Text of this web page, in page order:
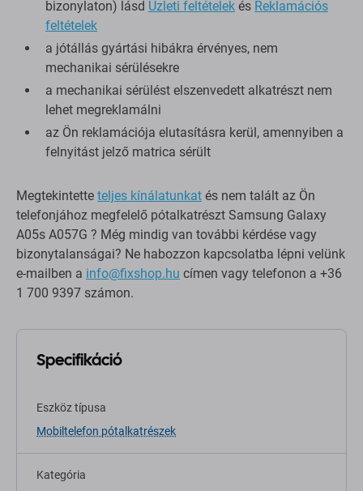
bizonylaton) lásd Üzleti feltételek és Reklamációs
feltételek
a jótállás gyártási hibákra érvényes, nem
mechanikai sérülésekre
a mechanikai sérülést elszenvedett alkatrészt nem
lehet megreklamálni
az Ön reklamációja elutasításra kerül, amennyiben a
felnyitást jelző matrica sérült
Megtekintette teljes kínálatunkat és nem talált az Ön
telefonjához megfelelő pótalkatrészt Samsung Galaxy
A05s A057G ? Még mindig van további kérdése vagy
bizonytalanságai? Ne habozzon kapcsolatba lépni velünk
e-mailben a info@fixshop.hu címen vagy telefonon a +36
1 700 9397 számon.
Specifikáció
Eszköz típusa
Mobiltelefon pótalkatrészek
Kategória